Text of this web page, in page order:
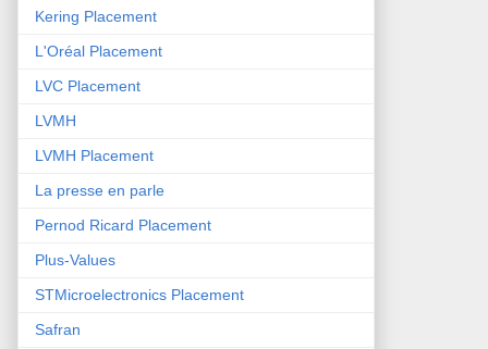
Kering Placement
L'Oréal Placement
LVC Placement
LVMH
LVMH Placement
La presse en parle
Pernod Ricard Placement
Plus-Values
STMicroelectronics Placement
Safran